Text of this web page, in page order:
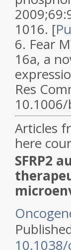
2009;69
1016. [
6. Fear
16a, a
Res
Articles
here
SFRP2